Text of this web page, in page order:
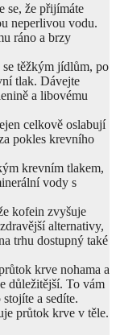
se, že přijímáte
neperlivou vodu.
ráno a brzy
těžkým jídlům, po
tlak. Dávejte
a libovému
celkově oslabují
pokles krevního
krevním tlakem,
vody s
kofein zvyšuje
alternativy,
trhu dostupný také
krve nohama a
důležitější. To vám
a sedíte.
průtok krve v těle.